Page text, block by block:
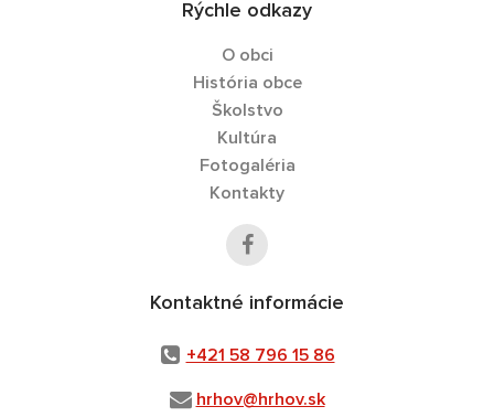
Rýchle odkazy
O obci
História obce
Školstvo
Kultúra
Fotogaléria
Kontakty
Kontaktné informácie
+421 58 796 15 86
hrhov@hrhov.sk